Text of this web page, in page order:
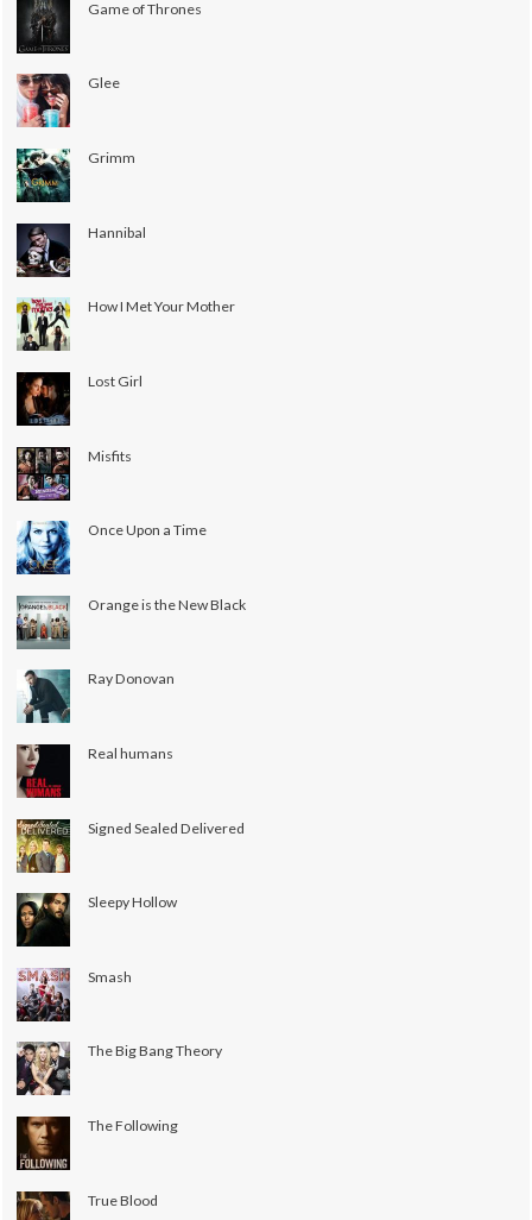
Game of Thrones
Glee
Grimm
Hannibal
How I Met Your Mother
Lost Girl
Misfits
Once Upon a Time
Orange is the New Black
Ray Donovan
Real humans
Signed Sealed Delivered
Sleepy Hollow
Smash
The Big Bang Theory
The Following
True Blood